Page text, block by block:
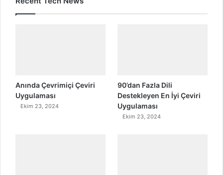
Anında Çevrimiçi Çeviri
Uygulaması
Ekim 23, 2024
90’dan Fazla Dili
Destekleyen En İyi Çeviri
Uygulaması
Ekim 23, 2024